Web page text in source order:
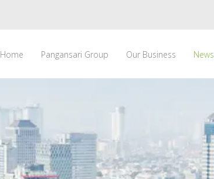
Home Pangansari Group Our Business News